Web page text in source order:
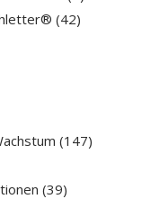
(42)
(147)
(39)